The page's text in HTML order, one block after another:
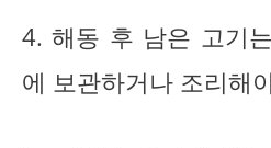
4. 해동 후 남은 고기
에 보관하거나 조리해